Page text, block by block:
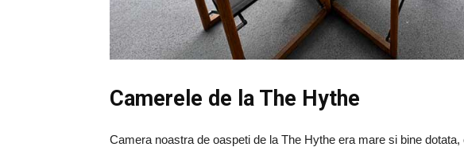
Camerele de la The Hythe
Camera noastra de oaspeti de la The Hythe era mare si bine